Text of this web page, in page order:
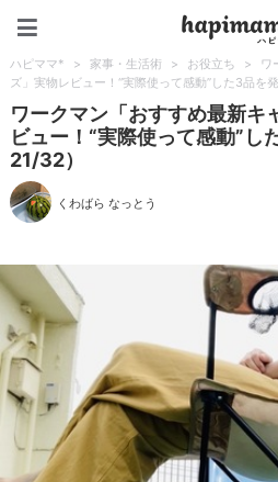
ハピママ* > 家事・生活術 > お役立ち >
ワ
ズ」実物レビュー！“実際使って感動”した3品を
ワークマン「おすすめ最新キ
ビュー！“実際使って感動”し
21/32）
くわばら なっとう